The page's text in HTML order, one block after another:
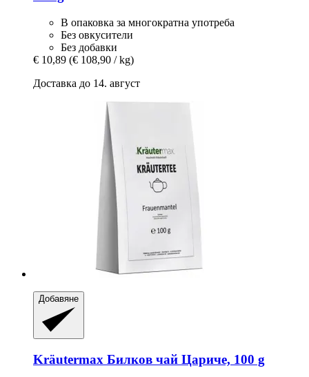
В опаковка за многократна употреба
Без овкусители
Без добавки
€ 10,89 (€ 108,90 / kg)
Доставка до 14. август
Добавяне
Kräutermax Билков чай Цариче, 100 g